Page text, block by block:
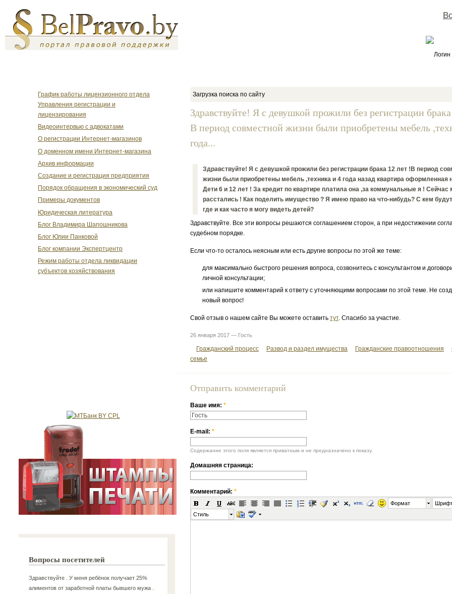
Логин
График работы лицензионного отдела
Управления регистрации и
лицензирования
Видеоинтервью с адвокатами
О регистрации Интернет-магазинов
О доменном имени Интернет-магазина
Архив информации
Создание и регистрация предприятия
Порядок обращения в экономический суд
Примеры документов
Юридическая литература
Блог Владимира Шапошникова
Блог Юлии Панковой
Блог компании Экспертцентр
Режим работы отдела ликвидации
субъектов хозяйствования
Вопросы посетителей
Здравствуйте . У меня ребёнок получает 25%
алиментов от заработной платы бывшего мужа .
Загрузка поиска по сайту
Здравствуйте! Я с девушкой прожили без регистрации
В период совместной жизни были приобретены мебель
года...
Здравствуйте! Я с девушкой прожили без регистрации брака 12 лет !В период
жизни были приобретены мебель ,техника и 4 года назад квартира оформленная
Дети 6 и 12 лет ! За кредит по квартире платила она ,за коммунальные я ! Сейчас
расстались ! Как поделить имущество ? Я имею право на что-нибудь? С кем
где и как часто я могу видеть детей?
Здравствуйте. Все эти вопросы решаются соглашением сторон, а при недостижении
судебном порядке.
Если что-то осталось неясным или есть другие вопросы по этой же теме:
для максимально быстрого решения вопроса, созвонитесь с консультантом и
личной консультации;
или напишите комментарий к ответу с уточняющими вопросами по этой теме. Не
новый вопрос!
Свой отзыв о нашем сайте Вы можете оставить тут. Спасибо за участие.
26 января 2017 — Гость
Гражданский процесс Развод и раздел имущества Гражданские правоотношения
семье
Отправить комментарий
Ваше имя: *
E-mail: *
Содержание этого поля является приватным и не предназначено к показу.
Домашняя страница:
Комментарий: *
Формат
Стиль